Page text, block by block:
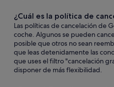
¿Cuál es la política de
Las políticas de cancelación de
coche. Algunos se pueden
posible que otros no sean
que leas detenidamente las
que uses el filtro "cancelación
disponer de más flexibilidad.